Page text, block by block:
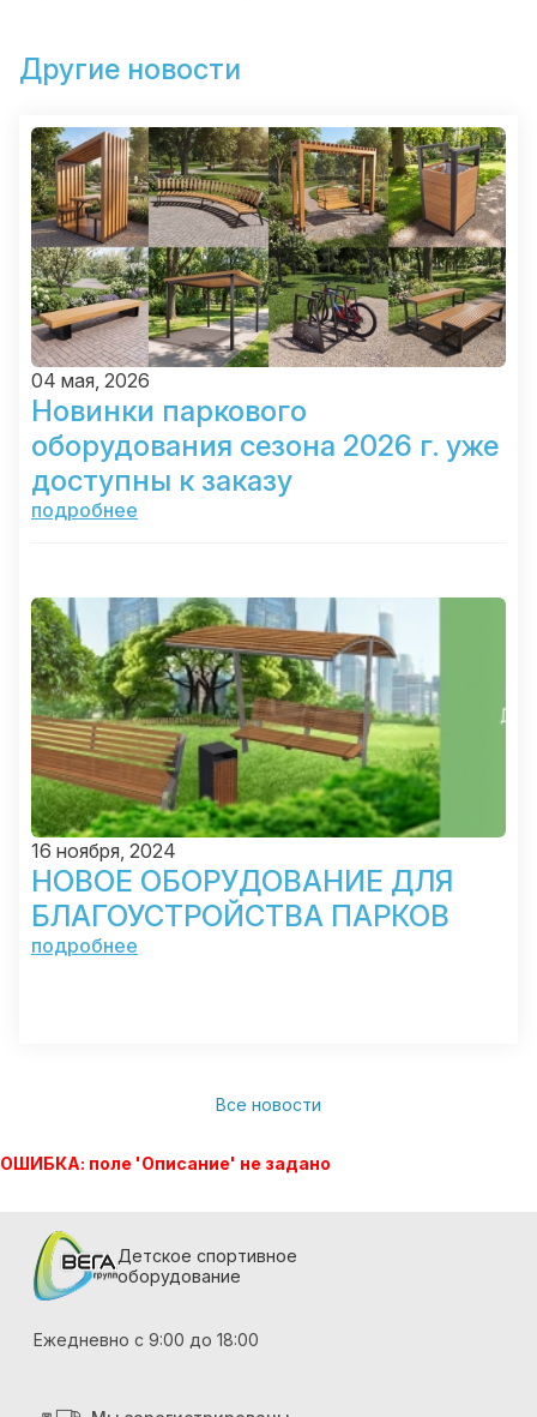
Другие новости
04 мая, 2026
Новинки паркового
оборудования сезона 2026 г. уже
доступны к заказу
подробнее
16 ноября, 2024
НОВОЕ ОБОРУДОВАНИЕ ДЛЯ
БЛАГОУСТРОЙСТВА ПАРКОВ
подробнее
Все новости
ОШИБКА: поле 'Описание' не задано
Детское спортивное
оборудование
Ежедневно с 9:00 до 18:00